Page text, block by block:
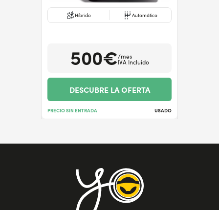
Híbrido Automático
500€/mes
IVA Incluido
DESCUBRE LA OFERTA
PRECIO SIN ENTRADA USADO